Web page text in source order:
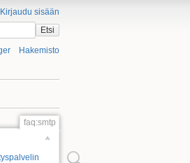
Kirjaudu sisään
Etsi
Hakemisto
faq:smtp